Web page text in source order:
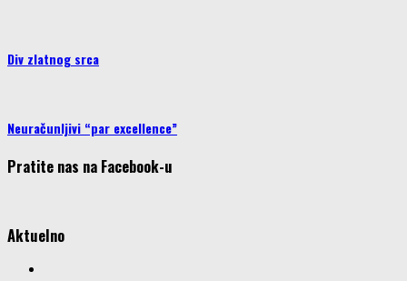
Div zlatnog srca
Neuračunljivi “par excellence”
Pratite nas na Facebook-u
Aktuelno